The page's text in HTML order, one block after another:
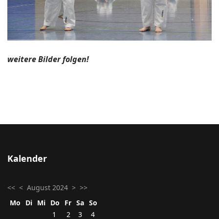
weitere Bilder folgen!
Kalender
<< < August 2024 > >>
Mo
Di Mi Do Fr Sa So
1
2 3 4